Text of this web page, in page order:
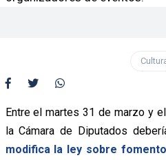
Entre el martes 31 de marzo y
la Cámara de Diputados
modifica la ley sobre